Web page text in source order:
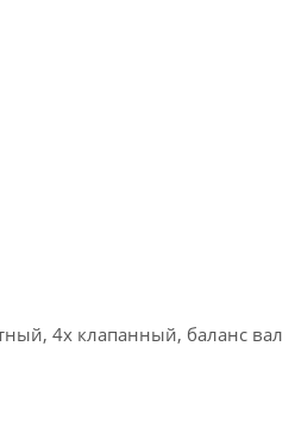
4х клапанный, баланс вал